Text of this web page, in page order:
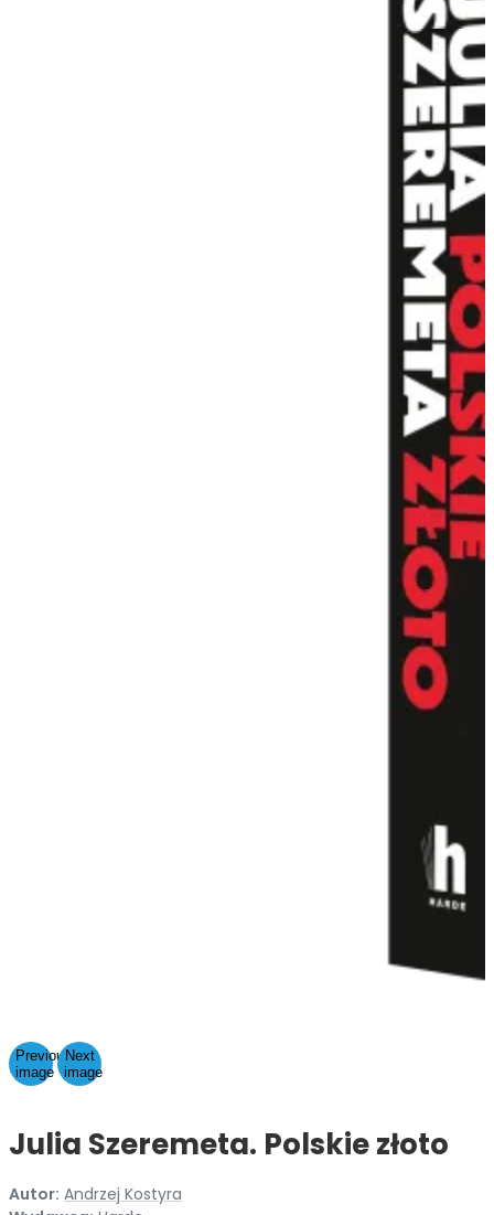
Previous
image
Next
image
Julia Szeremeta. Polskie złoto
Autor: Andrzej Kostyra